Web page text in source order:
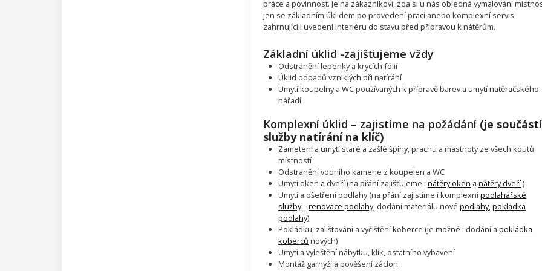
práce a povinnost. Je na zákazníkovi, zda si u nás objedná vymalování
jen se základním úklidem po provedení prací anebo komplexní servis
zahrnující i uvedení interiéru do stavu před přípravou k nátěrům.
Základní úklid -zajišťujeme vždy
Odstranění lepenky a krycích fólií
Úklid odpadů vzniklých při natírání
Umytí koupelny a WC používaných k přípravě barev a umytí natěračského
nářadí
Komplexní úklid – zajistíme na požádání (je součástí
služby natírání na klíč)
Zametení a umytí staré a zašlé špíny, prachu a mastnoty ze všech koutů
místností
Odstranění vodního kamene z koupelen a WC
Umytí oken a dveří (na přání zajišťujeme inátěry oken anátěry dveří)
Umytí a ošetření podlahy (na přání zajistíme i komplexnípodlahářské
služby–renovace podlahy, dodání materiálu novépodlahy,pokládka
podlahy)
Pokládku, zalištování a vyčištění koberce (je možné i dodání apokládka
koberců nových)
Umytí a vyleštění nábytku, klik, ostatního vybavení
Montáž garnýží a pověšení záclon